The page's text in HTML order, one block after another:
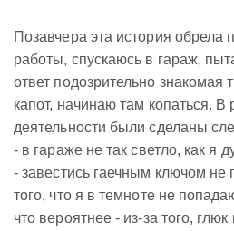
Позавчера эта история обрела
работы, спускаюсь в гараж,
ответ подозрительно
капот, начинаю там копаться. В
деятельности были сделаны
- в гараже не так светло, как я
- завестись гаечным ключом не
того, что я в темноте не
что вероятнее - из-за того,